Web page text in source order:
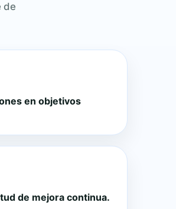
de
en objetivos
de mejora continua.